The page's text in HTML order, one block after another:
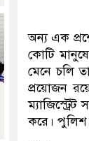
অন্য এক
কোটি
মেনে চলি
প্রয়োজন
করে। পুলিশ